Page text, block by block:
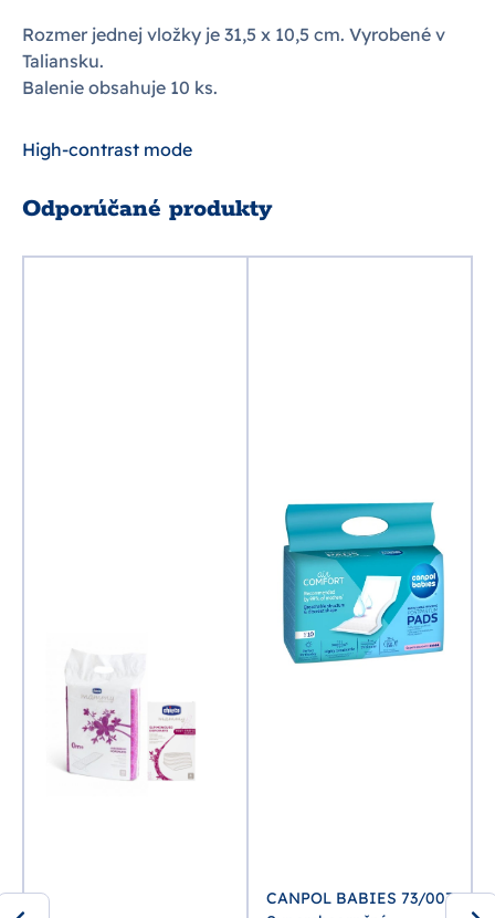
Rozmer jednej vložky je 31,5 x 10,5 cm. Vyrobené v
Taliansku.
Balenie obsahuje 10 ks.
High-contrast mode
Odporúčané produkty
CANPOL BABIES 73/003